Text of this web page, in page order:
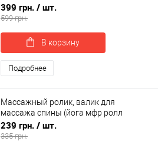
(массажер для ног/стоп) + насос
OSPORT (OF-0300)
399 грн. / шт.
599 грн.
В корзину
Подробнее
Массажный ролик, валик для
массажа спины (йога мфр ролл
массажер для шеи, ног) OSPORT EPP
30*10см (MS 3707)
239 грн. / шт.
335 грн.